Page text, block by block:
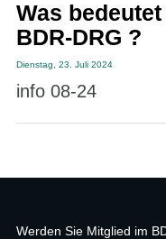
Was
BDR-DRG ?
Dienstag, 23. Juli 2024
info 08-24
Werden Sie Mitglied im